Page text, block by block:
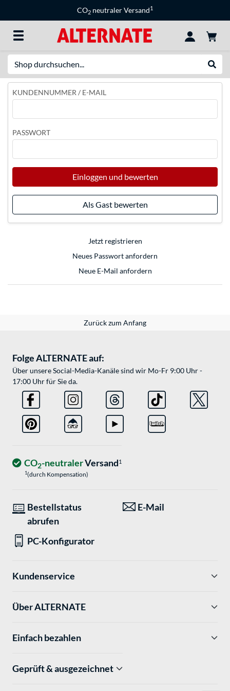
CO2 neutraler Versand1
KUNDENNUMMER / E-MAIL
PASSWORT
Einloggen und bewerten
Als Gast bewerten
Jetzt registrieren
Neues Passwort anfordern
Neue E-Mail anfordern
Zurück zum Anfang
Folge ALTERNATE auf:
Über unsere Social-Media-Kanäle sind wir Mo-Fr 9:00 Uhr -
17:00 Uhr für Sie da.
CO2-neutralerVersand1
1(durch Kompensation)
Bestellstatus
abrufen
E-Mail
PC-Konfigurator
Kundenservice
Über ALTERNATE
Einfach bezahlen
Geprüft & ausgezeichnet